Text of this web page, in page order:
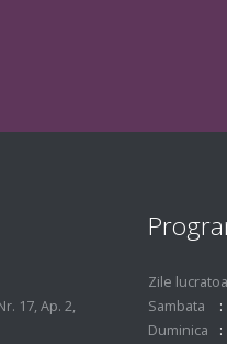
17, Ap. 2,
Zile
Sambata
Duminica